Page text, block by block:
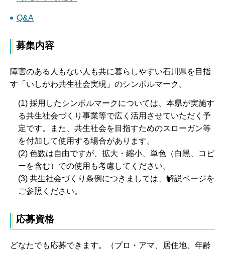
Q&A
募集内容
障害のある人もない人も共に暮らしやすい石川県を目指
す「いしかわ共生社会実現」のシンボルマーク。
(1) 採用したシンボルマークについては、本県が実施す
る共生社会づくり事業等で広く活用させていただく予
定です。また、共生社会を目指すためのスローガン等
を付加して使用する場合があります。
(2) 色数は自由ですが、拡大・縮小、単色（白黒、コピ
ーを含む）での使用も考慮してください。
(3) 共生社会づくり条例につきましては、解説ページを
ご参照ください。
応募資格
どなたでも応募できます。（プロ・アマ、居住地、年齢